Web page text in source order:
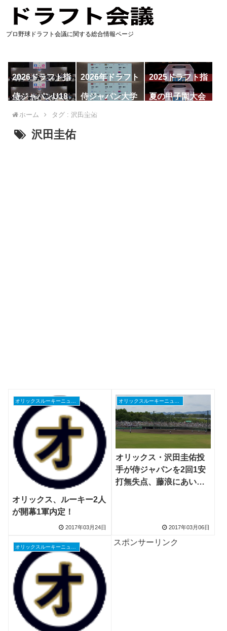
プロ野球ドラフト会議に関する総合情報ページ
2026ドラフト指
名予想
2026年ドラフト
候補
2025ドラフト指
名一覧
侍ジャパンU18
代表
侍ジャパン大学
代表
夏の甲子園大会
ホーム タグ : 沢田圭佑
沢田圭佑
オリックス、ルーキー2人
が開幕1軍内定！
2017年03月24日
オリックス・沢田圭佑投
手が侍ジャパンを2回1安
打無失点、藤浪にあいさ
2017年03月06日
オリックスルーキーニュース
スポンサーリンク